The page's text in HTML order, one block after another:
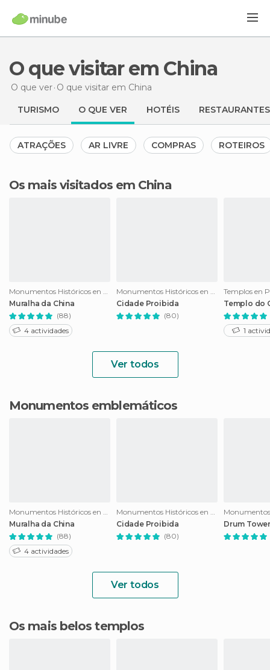
O que visitar em China
O que ver O que visitar em China
TURISMO O QUE VER HOTÉIS RESTAURANTES
ATRAÇÕES AR LIVRE COMPRAS ROTEIROS
Os mais visitados em China
Monumentos Históricos en Pequim
Muralha da China
(88)
4 actividades
Monumentos Históricos en Pequim
Cidade Proibida
(80)
Templos en
Templo do
1
Ver todos
Monumentos emblemáticos
Monumentos Históricos en Pequim
Muralha da China
(88)
4 actividades
Monumentos Históricos en Pequim
Cidade Proibida
(80)
Drum Tower
Ver todos
Os mais belos templos